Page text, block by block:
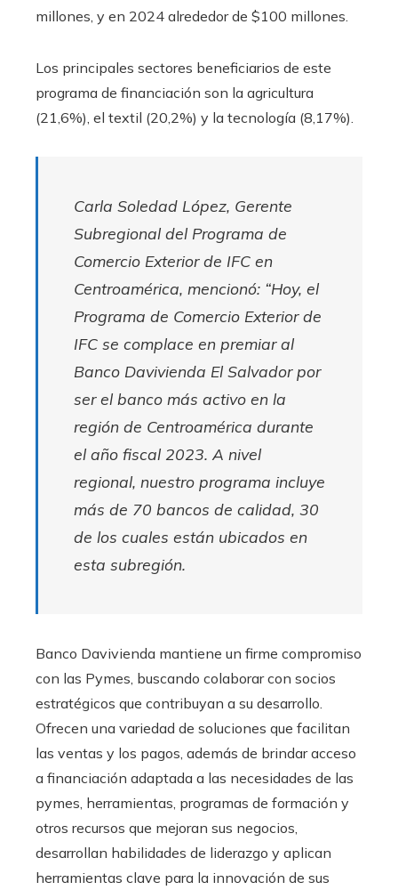
millones, y en 2024 alrededor de $100 millones.
Los principales sectores beneficiarios de este
programa de financiación son la agricultura
(21,6%), el textil (20,2%) y la tecnología (8,17%).
Carla Soledad López, Gerente
Subregional del Programa de
Comercio Exterior de IFC en
Centroamérica, mencionó: “Hoy, el
Programa de Comercio Exterior de
IFC se complace en premiar al
Banco Davivienda El Salvador por
ser el banco más activo en la
región de Centroamérica durante
el año fiscal 2023. A nivel
regional, nuestro programa incluye
más de 70 bancos de calidad, 30
de los cuales están ubicados en
esta subregión.
Banco Davivienda mantiene un firme compromiso
con las Pymes, buscando colaborar con socios
estratégicos que contribuyan a su desarrollo.
Ofrecen una variedad de soluciones que facilitan
las ventas y los pagos, además de brindar acceso
a financiación adaptada a las necesidades de las
pymes, herramientas, programas de formación y
otros recursos que mejoran sus negocios,
desarrollan habilidades de liderazgo y aplican
herramientas clave para la innovación de sus